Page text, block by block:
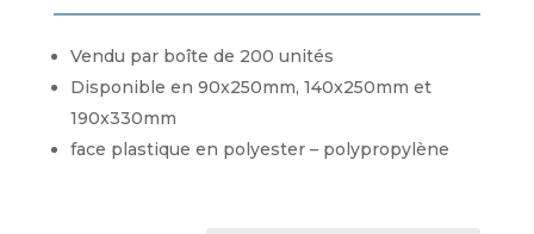
Vendu par boîte de 200 unités
Disponible en 90x250mm, 140x250mm et
190x330mm
face plastique en polyester – polypropylène